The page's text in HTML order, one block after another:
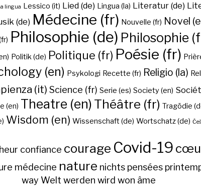
lingua Lessico (it) Lied (de) Lingua (la) Literatur (de)
(de) Médecine (fr) Nouvelle (fr) Novel
Philosophie (de) Philosophie
Politik (de) Politique (fr) Poésie (fr)
(en) Psykologi Recette (fr) Religio (la)
(it) Science (fr) Serie (es) Society (en)
(en) Theatre (en) Théâtre (fr) Tragödie
Wisdom (en) Wissenschaft (de) Wortschatz (de)
confiance courage Covid-19
médecine nature nichts pensées
way Welt werden wird won âme